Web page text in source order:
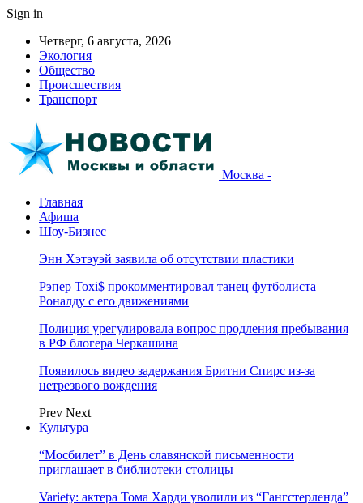
Sign in
Четверг, 6 августа, 2026
Экология
Общество
Происшествия
Транспорт
Москва -
Главная
Афиша
Шоу-Бизнес
Энн Хэтэуэй заявила об отсутствии пластики
Рэпер Toxi$ прокомментировал танец футболиста
Роналду с его движениями
Полиция урегулировала вопрос продления пребывания
в РФ блогера Черкашина
Появилось видео задержания Бритни Спирс из-за
нетрезвого вождения
Prev Next
Культура
“Мосбилет” в День славянской письменности
приглашает в библиотеки столицы
Variety: актера Тома Харди уволили из “Гангстерленда”